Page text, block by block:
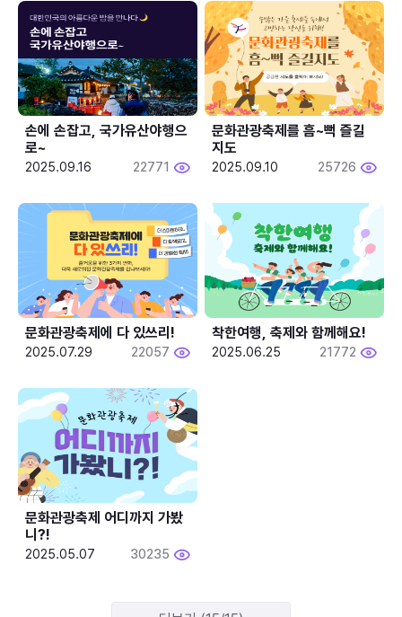
손에 손잡고, 국가유산야행으
로~
2025.09.16 22771
문화관광축제를 흠~뻑 즐길
지도
2025.09.10 25726
문화관광축제에 다 있쓰리!
2025.07.29 22057
착한여행, 축제와 함께해요!
2025.06.25 21772
문화관광축제 어디까지 가봤
니?!
2025.05.07 30235